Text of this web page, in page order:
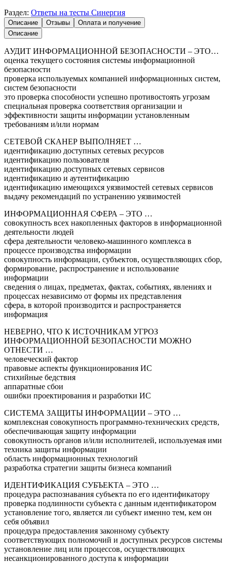
Раздел: Ответы на тесты Синергия
Описание Отзывы
Оплата и получение
Описание
АУДИТ ИНФОРМАЦИОННОЙ БЕЗОПАСНОСТИ – ЭТО…
оценка текущего состояния системы информационной
безопасности
проверка используемых компанией информационных систем,
систем безопасности
это проверка способности успешно противостоять угрозам
специальная проверка соответствия организации и
эффективности защиты информации установленным
требованиям и/или нормам
СЕТЕВОЙ СКАНЕР ВЫПОЛНЯЕТ …
идентификацию доступных сетевых ресурсов
идентификацию пользователя
идентификацию доступных сетевых сервисов
идентификацию и аутентификацию
идентификацию имеющихся уязвимостей сетевых сервисов
выдачу рекомендаций по устранению уязвимостей
ИНФОРМАЦИОННАЯ СФЕРА – ЭТО …
совокупность всех накопленных факторов в информационной
деятельности людей
сфера деятельности человеко-машинного комплекса в
процессе производства информации
совокупность информации, субъектов, осуществляющих сбор,
формирование, распространение и использование
информации
сведения о лицах, предметах, фактах, событиях, явлениях и
процессах независимо от формы их представления
сфера, в которой производится и распространяется
информация
НЕВЕРНО, ЧТО К ИСТОЧНИКАМ УГРОЗ
ИНФОРМАЦИОННОЙ БЕЗОПАСНОСТИ МОЖНО
ОТНЕСТИ …
человеческий фактор
правовые аспекты функционирования ИС
стихийные бедствия
аппаратные сбои
ошибки проектирования и разработки ИС
СИСТЕМА ЗАЩИТЫ ИНФОРМАЦИИ – ЭТО …
комплексная совокупность программно-технических средств,
обеспечивающая защиту информации
совокупность органов и/или исполнителей, используемая ими
техника защиты информации
область информационных технологий
разработка стратегии защиты бизнеса компаний
ИДЕНТИФИКАЦИЯ СУБЪЕКТА – ЭТО …
процедура распознавания субъекта по его идентификатору
проверка подлинности субъекта с данным идентификатором
установление того, является ли субъект именно тем, кем он
себя объявил
процедура предоставления законному субъекту
соответствующих полномочий и доступных ресурсов системы
установление лиц или процессов, осуществляющих
несанкционированного доступа к информации